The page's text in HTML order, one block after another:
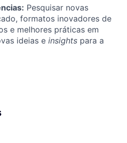
Pesquisar novas
formatos inovadores de
e melhores práticas em
ideias e insights para a